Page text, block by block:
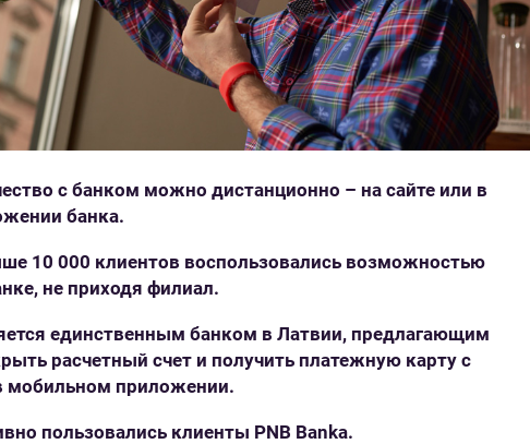
с банком можно дистанционно – на сайте или в
банка.
10 000 клиентов воспользовались возможностью
не приходя филиал.
единственным банком в Латвии, предлагающим
расчетный счет и получить платежную карту с
приложении.
пользовались клиенты PNB Banka.